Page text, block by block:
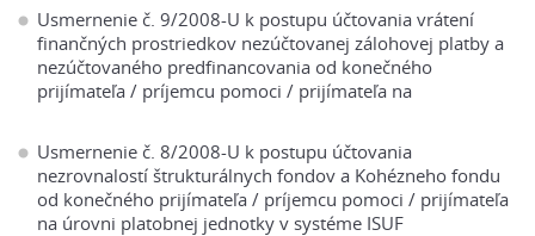
Usmernenie č. 9/2008-U k postupu účtovania vrátení
finančných prostriedkov nezúčtovanej zálohovej platby a
nezúčtovaného predfinancovania od konečného
prijímateľa / príjemcu pomoci / prijímateľa na
Usmernenie č. 8/2008-U k postupu účtovania
nezrovnalostí štrukturálnych fondov a Kohézneho fondu
od konečného prijímateľa / príjemcu pomoci / prijímateľa
na úrovni platobnej jednotky v systéme ISUF